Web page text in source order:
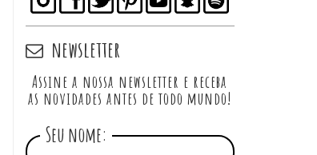
newsletter
Assine a nossa newsletter e receba
as novidades antes de todo mundo!
Seu nome: